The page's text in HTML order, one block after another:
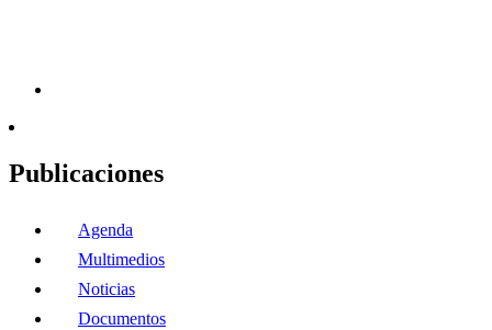
Publicaciones
Agenda
Multimedios
Noticias
Documentos